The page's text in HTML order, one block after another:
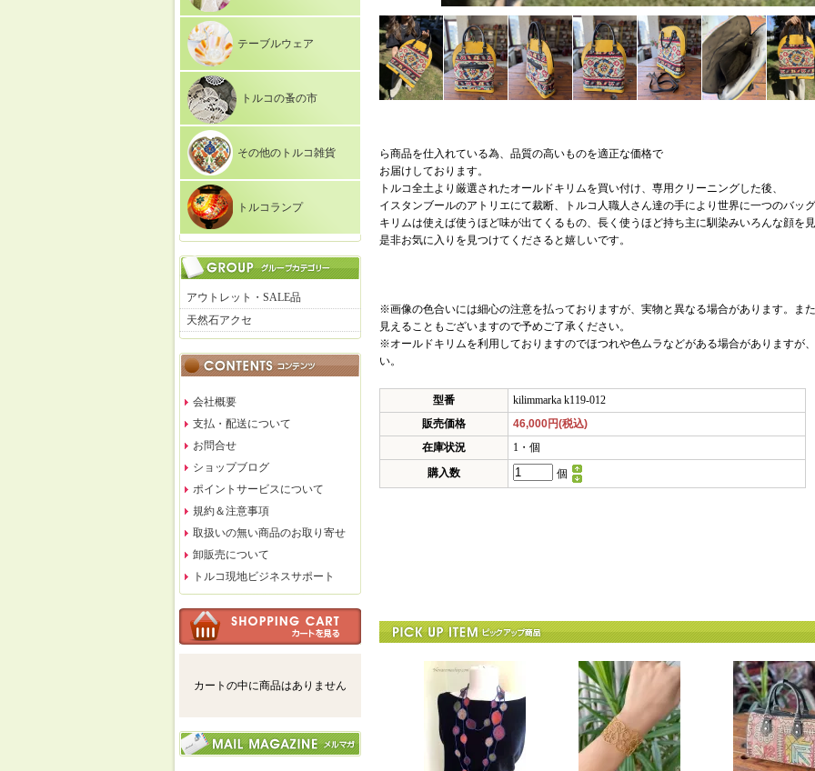
テーブルウェア
トルコの蚤の市
その他のトルコ雑貨
トルコランプ
アウトレット・SALE品
天然石アクセ
会社概要
支払・配送について
お問合せ
ショップブログ
ポイントサービスについて
規約＆注意事項
取扱いの無い商品のお取り寄せ
卸販売について
トルコ現地ビジネスサポート
カートの中に商品はありません
ら商品を仕入れている為、品質の高いものを適正な価格で
お届けしております。
トルコ全土より厳選されたオールドキリムを買い付け、専用クリーニングした後、
イスタンブールのアトリエにて裁断、トルコ人職人さん達の手により世界に一つのバッ
キリムは使えば使うほど味が出てくるもの、長く使うほど持ち主に馴染みいろんな顔を
是非お気に入りを見つけてくださると嬉しいです。
※画像の色合いには細心の注意を払っておりますが、実物と異なる場合があります。ま
見えることもございますので予めご了承ください。
※オールドキリムを利用しておりますのでほつれや色ムラなどがある場合がありますが
い。
型番
kilimmarka k119-012
販売価格
46,000円(税込)
在庫状況
1・個
購入数
個